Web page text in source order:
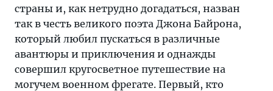
страны и, как нетрудно догадаться, назван
так в честь великого поэта Джона Байрона,
который любил пускаться в различные
авантюры и приключения и однажды
совершил кругосветное путешествие на
могучем военном фрегате. Первый, кто